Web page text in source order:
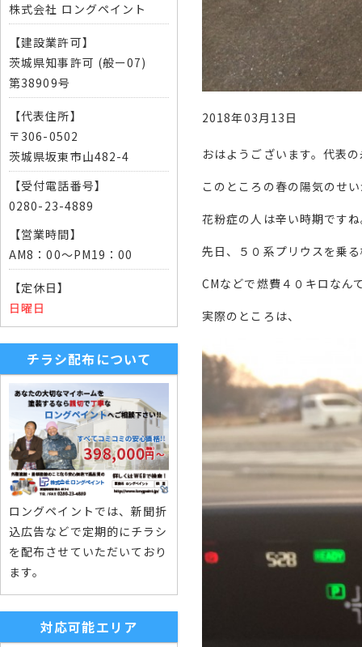
2018年03月13日
おはようございます。代表
このところの春の陽気のせ
花粉症の人は辛い時期です
先日、５０系プリウスを乗
CMなどで燃費４０キロなん
実際のところは、
株式会社 ロングペイント
【建設業許可】
茨城県知事許可 (般ー07)
第38909号
【代表住所】
〒306-0502
茨城県坂東市山482-4
【受付電話番号】
0280-23-4889
【営業時間】
AM8：00～PM19：00
【定休日】
日曜日
チラシ配布について
ロングペイントでは、新聞折
込広告などで定期的にチラシ
を配布させていただいており
ます。
対応可能エリア